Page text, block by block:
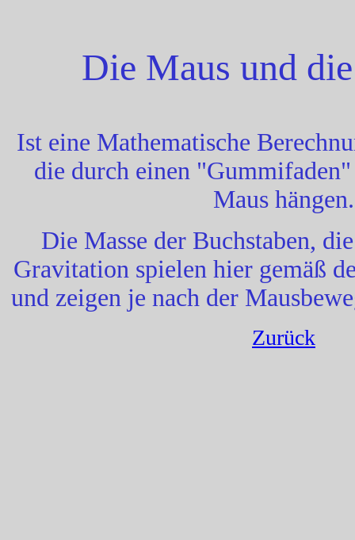
Die Maus und
Ist eine Mathematische
die durch einen
Maus hängen.
Die Masse der Buchstaben,
Gravitation spielen hier gemäß
und zeigen je nach der
Zurück